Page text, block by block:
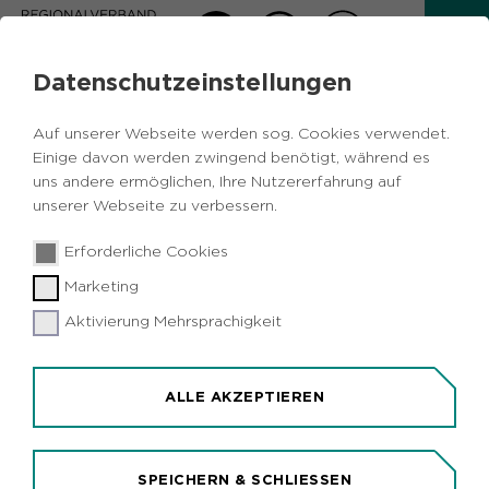
Datenschutzeinstellungen
Auf unserer Webseite werden sog. Cookies verwendet.
Einige davon werden zwingend benötigt, während es
uns andere ermöglichen, Ihre Nutzererfahrung auf
unserer Webseite zu verbessern.
Erforderliche Cookies
Marketing
Aktivierung Mehrsprachigkeit
ALLE AKZEPTIEREN
SPEICHERN & SCHLIESSEN
PRESSEMITTEILUNG
Zurück
AKTION "DEIN NAME FÄHRT MIT!"
RVR sucht Namen für metropolradruhr-
Fahrräder